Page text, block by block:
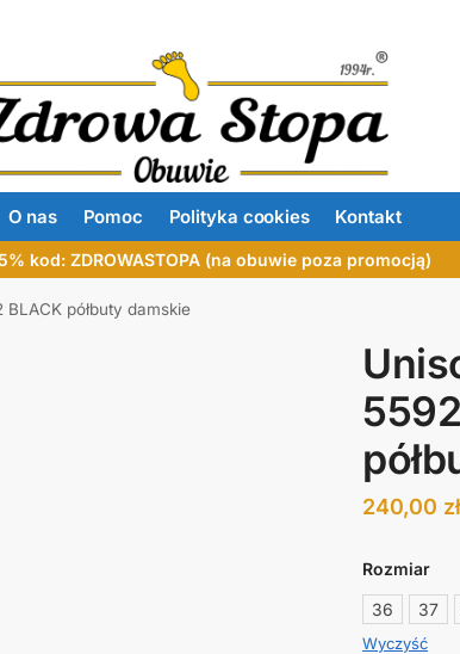
O nas Pomoc Polityka cookies Kontakt
5% kod: ZDROWASTOPA (na obuwie poza promocją)
półbuty damskie
240,00 zł
Rozmiar
36
37
Wyczyść